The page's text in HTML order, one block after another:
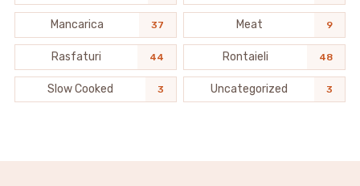
Mancarica 37 Meat 9
Rasfaturi 44 Rontaieli 48
Slow Cooked 3 Uncategorized 3